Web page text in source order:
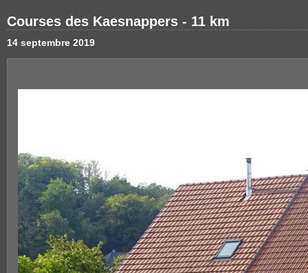
Courses des Kaesnappers - 11 km
14 septembre 2019